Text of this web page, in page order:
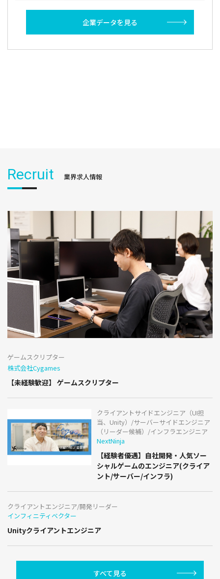
企業データを見る
Recruit 業界求人情報
ゲームスクリプター
株式会社Cygames
【未経験歓迎】 ゲームスクリプター
クライアントサイドエンジニア（UI担
当、Unity）/サーバーサイドエンジニア
（リーダー候補）/インフラエンジニア
NextNinja
【経験者優遇】自社開発・人気ソー
シャルゲームのエンジニア(クライア
ント/サーバー/インフラ)
クライアントエンジニア/開発リーダー
インフィニティベクター
Unityクライアントエンジニア
すべて見る